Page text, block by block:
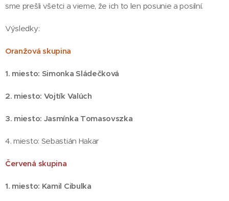
sme prešli všetci a vieme, že ich to len posunie a posilní.
Výsledky:
Oranžová skupina
1. miesto: Simonka Sládečková
2. miesto: Vojtík Valúch
3. miesto: Jasmínka Tomasovszka
4. miesto: Sebastián Hakar
Červená skupina
1. miesto: Kamil Cibulka